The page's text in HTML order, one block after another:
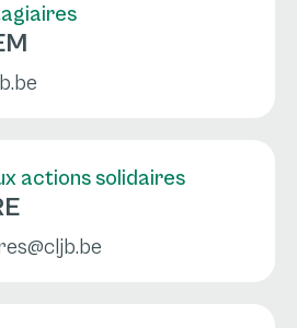
actions solidaires